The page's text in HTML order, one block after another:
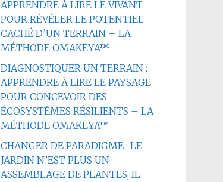
APPRENDRE À LIRE LE VIVANT
POUR RÉVÉLER LE POTENTIEL
CACHÉ D’UN TERRAIN – LA
MÉTHODE OMAKËYA™
DIAGNOSTIQUER UN TERRAIN :
APPRENDRE À LIRE LE PAYSAGE
POUR CONCEVOIR DES
ÉCOSYSTÈMES RÉSILIENTS – LA
MÉTHODE OMAKËYA™
CHANGER DE PARADIGME : LE
JARDIN N’EST PLUS UN
ASSEMBLAGE DE PLANTES, IL